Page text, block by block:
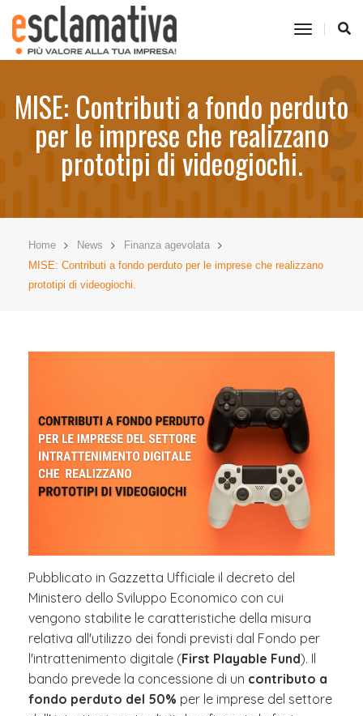
toggle
MISE: Contributi a fondo perduto
per le imprese che realizzano
prototipi di videogiochi.
Home News
Finanza agevolata
MISE: Contributi a fondo perduto per le imprese che realizzano
prototipi di videogiochi.
Pubblicato in Gazzetta Ufficiale il decreto del
Ministero dello Sviluppo Economico con cui
vengono stabilite le caratteristiche della misura
relativa all'utilizzo dei fondi previsti dal Fondo per
l'intrattenimento digitale (First Playable Fund). Il
bando prevede la concessione di un contributo a
fondo perduto del 50% per le imprese del settore